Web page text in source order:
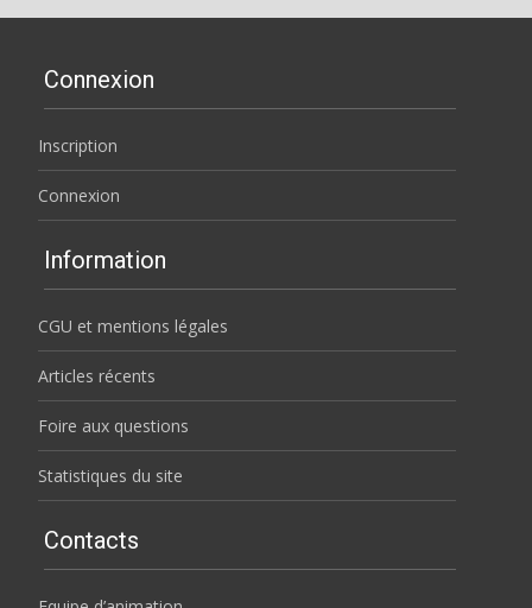
Connexion
Inscription
Connexion
Information
CGU et mentions légales
Articles récents
Foire aux questions
Statistiques du site
Contacts